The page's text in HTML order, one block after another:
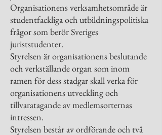
Organisationens verksamhetsområde är
studentfackliga och utbildningspolitiska
frågor som berör Sveriges
juriststudenter.
Styrelsen är organisationens beslutande
och verkställande organ som inom
ramen för dess stadgar skall verka för
organisationens utveckling och
tillvaratagande av medlemsorternas
intressen.
Styrelsen består av ordförande och två